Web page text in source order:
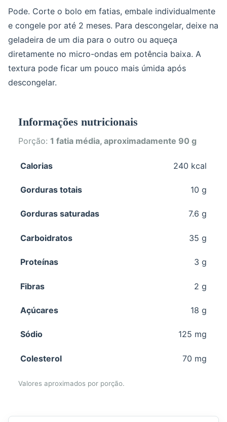
Pode. Corte o bolo em fatias, embale individualmente
e congele por até 2 meses. Para descongelar, deixe na
geladeira de um dia para o outro ou aqueça
diretamente no micro-ondas em potência baixa. A
textura pode ficar um pouco mais úmida após
descongelar.
Informações nutricionais
Porção: 1 fatia média, aproximadamente 90 g
Calorias 240 kcal
Gorduras totais 10 g
Gorduras saturadas 7.6 g
Carboidratos 35 g
Proteínas 3 g
Fibras 2 g
Açúcares 18 g
Sódio 125 mg
Colesterol 70 mg
Valores aproximados por porção.